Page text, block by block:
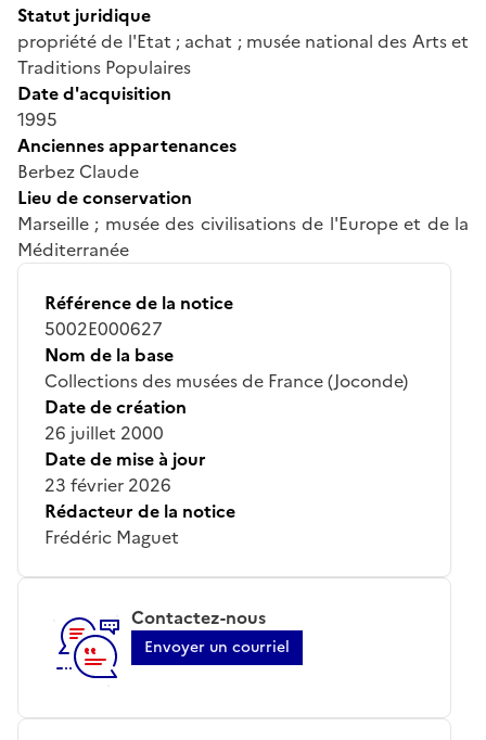
Statut juridique
propriété de l'Etat ; achat ; musée national des Arts et
Traditions Populaires
Date d'acquisition
1995
Anciennes appartenances
Berbez Claude
Lieu de conservation
Marseille ; musée des civilisations de l'Europe et de la
Méditerranée
Référence de la notice
5002E000627
Nom de la base
Collections des musées de France (Joconde)
Date de création
26 juillet 2000
Date de mise à jour
23 février 2026
Rédacteur de la notice
Frédéric Maguet
Contactez-nous
Envoyer un courriel